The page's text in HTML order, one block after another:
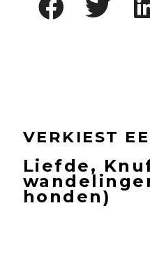
VERKIEST
Liefde,
honden)